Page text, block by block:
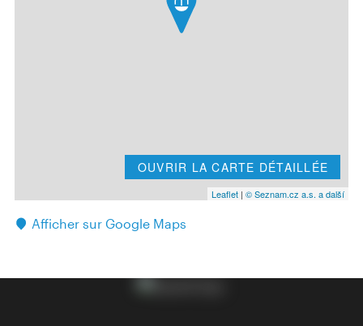
OUVRIR LA CARTE DÉTAILLÉE
Leaflet | © Seznam.cz a.s. a další
Afficher sur Google Maps